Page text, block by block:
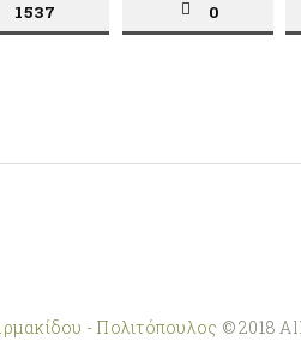
1537 0
- Πολιτόπουλος © 2018